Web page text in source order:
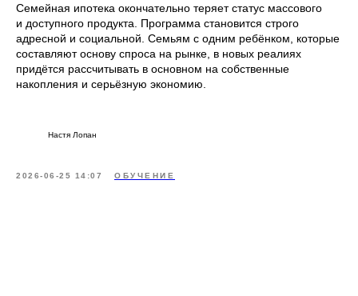
Семейная ипотека окончательно теряет статус массового
и доступного продукта. Программа становится строго
адресной и социальной. Семьям с одним ребёнком, которые
составляют основу спроса на рынке, в новых реалиях
придётся рассчитывать в основном на собственные
накопления и серьёзную экономию.
Настя Лопан
2026-06-25 14:07 ОБУЧЕНИЕ